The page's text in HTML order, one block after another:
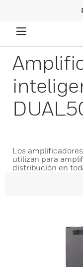
Los
utilizan para
distribución en